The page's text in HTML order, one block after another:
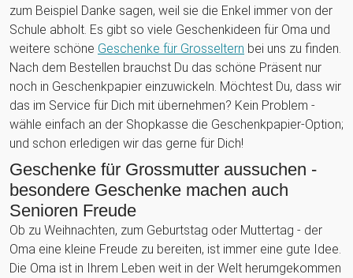
zum Beispiel Danke sagen, weil sie die Enkel immer von der
Schule abholt. Es gibt so viele Geschenkideen für Oma und
weitere schöne Geschenke für Grosseltern bei uns zu finden.
Nach dem Bestellen brauchst Du das schöne Präsent nur
noch in Geschenkpapier einzuwickeln. Möchtest Du, dass wir
das im Service für Dich mit übernehmen? Kein Problem -
wähle einfach an der Shopkasse die Geschenkpapier-Option;
und schon erledigen wir das gerne für Dich!
Geschenke für Grossmutter aussuchen -
besondere Geschenke machen auch
Senioren Freude
Ob zu Weihnachten, zum Geburtstag oder Muttertag - der
Oma eine kleine Freude zu bereiten, ist immer eine gute Idee.
Die Oma ist in Ihrem Leben weit in der Welt herumgekommen